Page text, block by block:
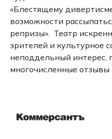
«Блестящему
возможности
репризы». Театр
зрителей и культурное
неподдельный интерес,
многочисленные отзывы